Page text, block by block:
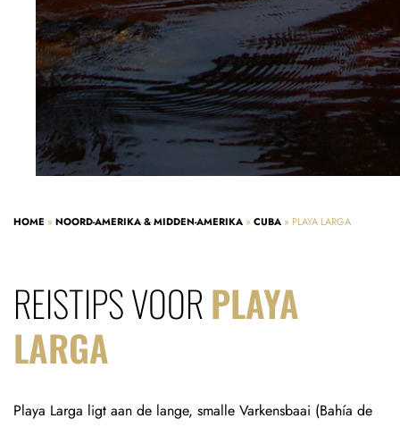
HOME » NOORD-AMERIKA & MIDDEN-AMERIKA » CUBA » PLAYA LARGA
REISTIPS VOOR PLAYA
LARGA
Playa Larga ligt aan de lange, smalle Varkensbaai (Bahía de